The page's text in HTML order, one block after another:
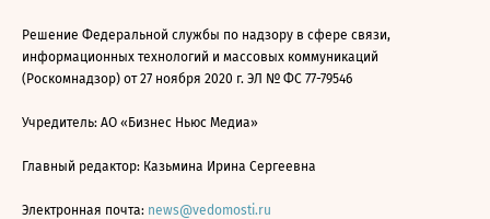
Решение Федеральной службы по надзору в сфере связи,
информационных технологий и массовых коммуникаций
(Роскомнадзор) от 27 ноября 2020 г. ЭЛ № ФС 77-79546
Учредитель: АО «Бизнес Ньюс Медиа»
Главный редактор: Казьмина Ирина Сергеевна
Электронная почта: news@vedomosti.ru